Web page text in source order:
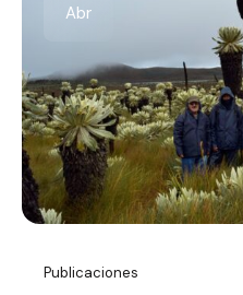
Abr
Publicaciones